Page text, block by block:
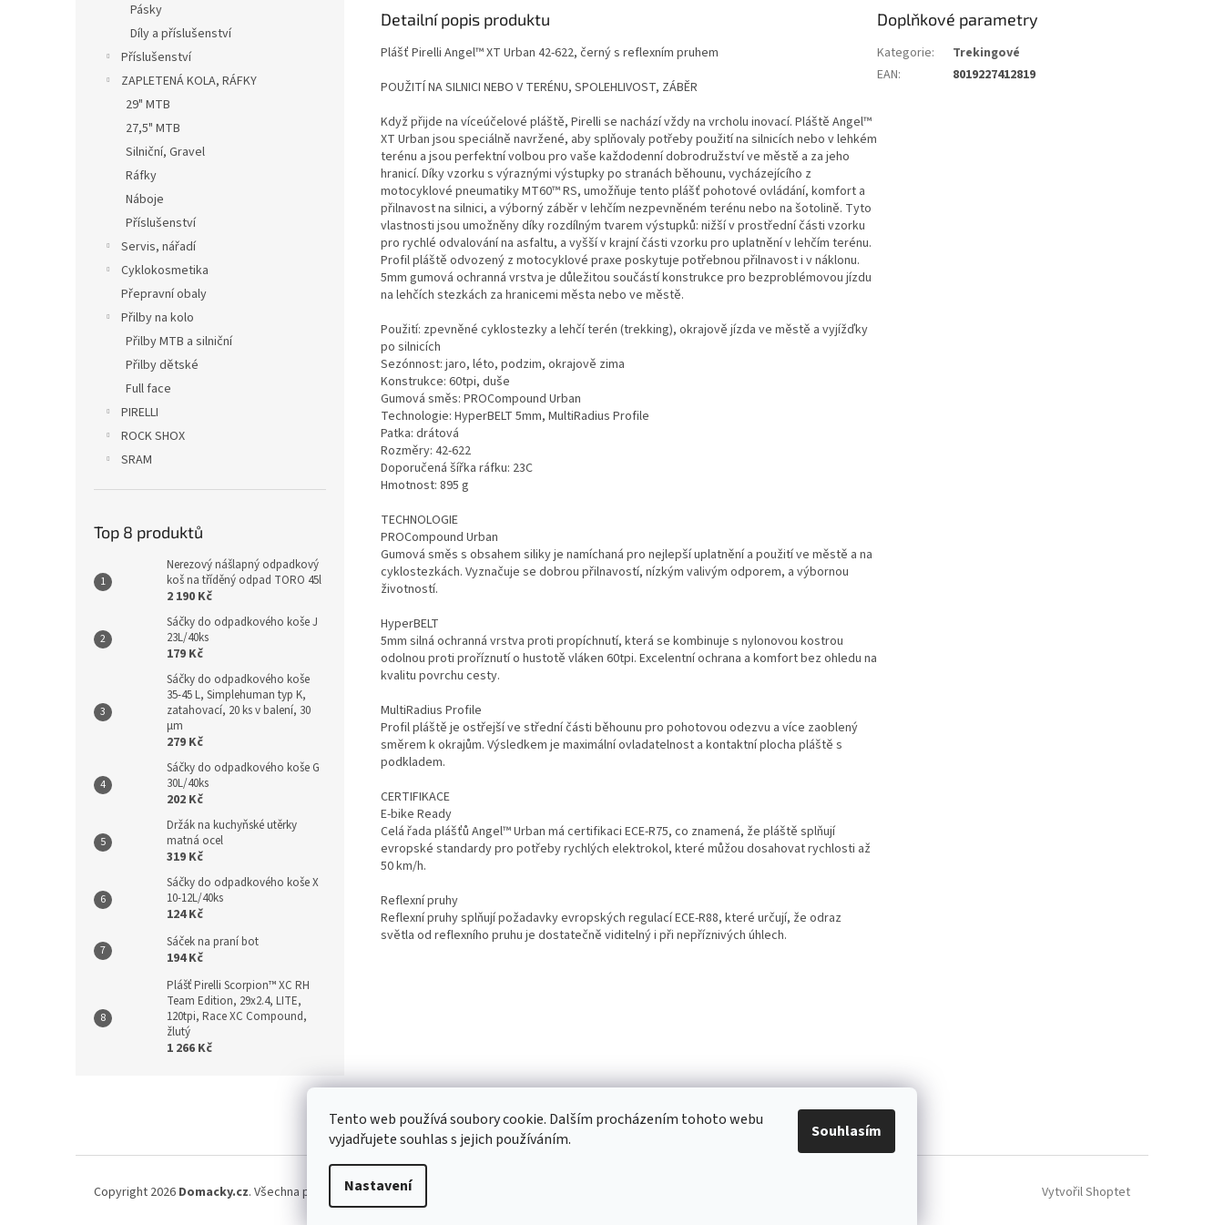
Tento web používá soubory cookie. Dalším procházením tohoto webu
vyjadřujete souhlas s jejich používáním.
Nastavení
Souhlasím
Pásky
Díly a příslušenství
Příslušenství
ZAPLETENÁ KOLA, RÁFKY
29" MTB
27,5" MTB
Silniční, Gravel
Ráfky
Náboje
Příslušenství
Servis, nářadí
Cyklokosmetika
Přepravní obaly
Přilby na kolo
Přilby MTB a silniční
Přilby dětské
Full face
PIRELLI
ROCK SHOX
SRAM
Top 8 produktů
Nerezový nášlapný odpadkový
koš na tříděný odpad TORO 45l
2 190 Kč
Sáčky do odpadkového koše J
23L/40ks
179 Kč
Sáčky do odpadkového koše
35-45 L, Simplehuman typ K,
zatahovací, 20 ks v balení, 30
µm
279 Kč
Sáčky do odpadkového koše G
30L/40ks
202 Kč
Držák na kuchyňské utěrky
matná ocel
319 Kč
Sáčky do odpadkového koše X
10-12L/40ks
124 Kč
Sáček na praní bot
194 Kč
Plášť Pirelli Scorpion™ XC RH
Team Edition, 29x2.4, LITE,
120tpi, Race XC Compound,
žlutý
1 266 Kč
Detailní popis produktu
Plášť Pirelli Angel™ XT Urban 42-622, černý s reflexním pruhem
POUŽITÍ NA SILNICI NEBO V TERÉNU, SPOLEHLIVOST, ZÁBĚR
Když přijde na víceúčelové pláště, Pirelli se nachází vždy na vrcholu inovací. Pláště Angel™
XT Urban jsou speciálně navržené, aby splňovaly potřeby použití na silnicích nebo v lehkém
terénu a jsou perfektní volbou pro vaše každodenní dobrodružství ve městě a za jeho
hranicí. Díky vzorku s výraznými výstupky po stranách běhounu, vycházejícího z
motocyklové pneumatiky MT60™ RS, umožňuje tento plášť pohotové ovládání, komfort a
přilnavost na silnici, a výborný záběr v lehčím nezpevněném terénu nebo na šotolině. Tyto
vlastnosti jsou umožněny díky rozdílným tvarem výstupků: nižší v prostřední části vzorku
pro rychlé odvalování na asfaltu, a vyšší v krajní části vzorku pro uplatnění v lehčím terénu.
Profil pláště odvozený z motocyklové praxe poskytuje potřebnou přilnavost i v náklonu.
5mm gumová ochranná vrstva je důležitou součástí konstrukce pro bezproblémovou jízdu
na lehčích stezkách za hranicemi města nebo ve městě.
Použití: zpevněné cyklostezky a lehčí terén (trekking), okrajově jízda ve městě a vyjížďky
po silnicích
Sezónnost: jaro, léto, podzim, okrajově zima
Konstrukce: 60tpi, duše
Gumová směs: PROCompound Urban
Technologie: HyperBELT 5mm, MultiRadius Profile
Patka: drátová
Rozměry: 42-622
Doporučená šířka ráfku: 23C
Hmotnost: 895 g
TECHNOLOGIE
PROCompound Urban
Gumová směs s obsahem siliky je namíchaná pro nejlepší uplatnění a použití ve městě a na
cyklostezkách. Vyznačuje se dobrou přilnavostí, nízkým valivým odporem, a výbornou
životností.
HyperBELT
5mm silná ochranná vrstva proti propíchnutí, která se kombinuje s nylonovou kostrou
odolnou proti proříznutí o hustotě vláken 60tpi. Excelentní ochrana a komfort bez ohledu na
kvalitu povrchu cesty.
MultiRadius Profile
Profil pláště je ostřejší ve střední části běhounu pro pohotovou odezvu a více zaoblený
směrem k okrajům. Výsledkem je maximální ovladatelnost a kontaktní plocha pláště s
podkladem.
CERTIFIKACE
E-bike Ready
Celá řada plášťů Angel™ Urban má certifikaci ECE-R75, co znamená, že pláště splňují
evropské standardy pro potřeby rychlých elektrokol, které můžou dosahovat rychlosti až
50 km/h.
Reflexní pruhy
Reflexní pruhy splňují požadavky evropských regulací ECE-R88, které určují, že odraz
světla od reflexního pruhu je dostatečně viditelný i při nepříznivých úhlech.
Doplňkové parametry
Kategorie:
Trekingové
EAN: 8019227412819
Kontakt / Obchodní podmínky / Ochrana osobních údajů / Reklamace / Výměna, vrácení zboží
Vytvořil Shoptet
Copyright 2026 Domacky.cz. Všechna práva vyhrazena.Upravit nastavení cookies